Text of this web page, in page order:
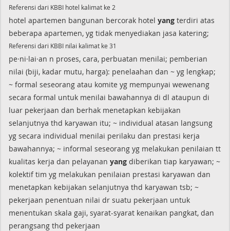
Referensi dari KBBI hotel kalimat ke 2
hotel apartemen bangunan bercorak hotel yang terdiri atas
beberapa apartemen, yg tidak menyediakan jasa katering;
Referensi dari KBBI nilai kalimat ke 31
pe·ni·lai·an n proses, cara, perbuatan menilai; pemberian
nilai (biji, kadar mutu, harga): penelaahan dan ~ yg lengkap;
~ formal seseorang atau komite yg mempunyai wewenang
secara formal untuk menilai bawahannya di dl ataupun di
luar pekerjaan dan berhak menetapkan kebijakan
selanjutnya thd karyawan itu; ~ individual atasan langsung
yg secara individual menilai perilaku dan prestasi kerja
bawahannya; ~ informal seseorang yg melakukan penilaian tt
kualitas kerja dan pelayanan yang diberikan tiap karyawan; ~
kolektif tim yg melakukan penilaian prestasi karyawan dan
menetapkan kebijakan selanjutnya thd karyawan tsb; ~
pekerjaan penentuan nilai dr suatu pekerjaan untuk
menentukan skala gaji, syarat-syarat kenaikan pangkat, dan
perangsang thd pekerjaan